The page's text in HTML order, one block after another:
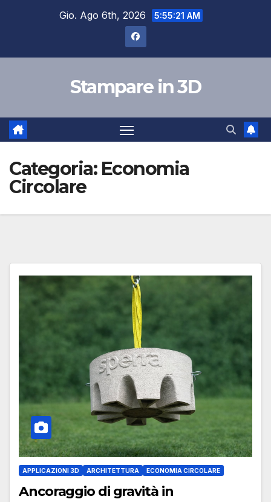
Gio. Ago 6th, 2026 5:55:23 AM
Stampare in 3D
Categoria: Economia
Circolare
APPLICAZIONI 3D ARCHITETTURA ECONOMIA CIRCOLARE
Ancoraggio di gravità in